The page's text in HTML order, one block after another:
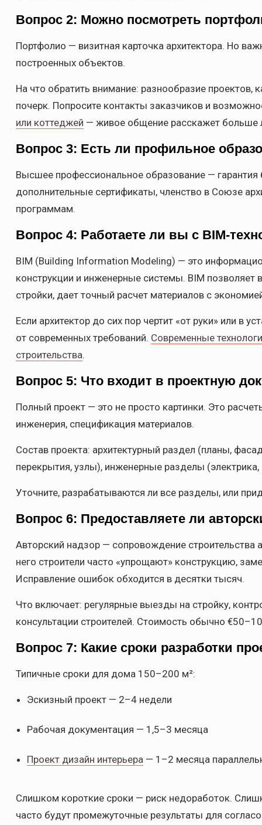
Вопрос 2: Можно посмотреть
Портфолио — визитная карточка архитектора. Но
построенных объектов.
На что обратить внимание: разнообразие проектов,
почерк. Попросите контакты заказчиков и
или коттеджей — живое общение расскажет
Вопрос 3: Есть ли профильное
Высшее профессиональное образование —
дополнительные сертификаты, членство в Союзе
программам.
Вопрос 4: Работаете ли вы с BIM-
BIM (Building Information Modeling) — это
конструкции и инженерные системы. BIM
стройки, дает точный расчет материалов с
Если архитектор до сих пор чертит «от руки» или в
от современных требований. Современные
строительства.
Вопрос 5: Что входит в проектную
Полный проект — это не просто картинки. Это
инженерия, спецификация материалов.
Состав проекта: архитектурный раздел (планы,
перекрытия, узлы), инженерные разделы
Уточните, разрабатываются ли все разделы, или
Вопрос 6: Предоставляете ли
Авторский надзор — сопровождение строительства
него строители часто «упрощают» конструкцию,
Исправление ошибок обходится в десятки тысяч.
Что включает: регулярные выезды на стройку,
консультации строителей. Стоимость обычно
Вопрос 7: Какие сроки разработки
Типичные сроки для дома 150–200 м²:
Эскизный проект — 2–4 недели
Рабочая документация — 1,5–3 месяца
Проект дизайн интерьера — 1–2 месяца
Слишком короткие сроки — риск недоработок.
часто будут промежуточные результаты для